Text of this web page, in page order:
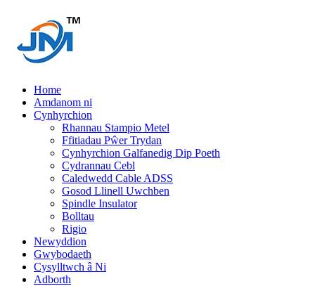
Home
Amdanom ni
Cynhyrchion
Rhannau Stampio Metel
Ffitiadau Pŵer Trydan
Cynhyrchion Galfanedig Dip Poeth
Cydrannau Cebl
Caledwedd Cable ADSS
Gosod Llinell Uwchben
Spindle Insulator
Bolltau
Rigio
Newyddion
Gwybodaeth
Cysylltwch â Ni
Adborth